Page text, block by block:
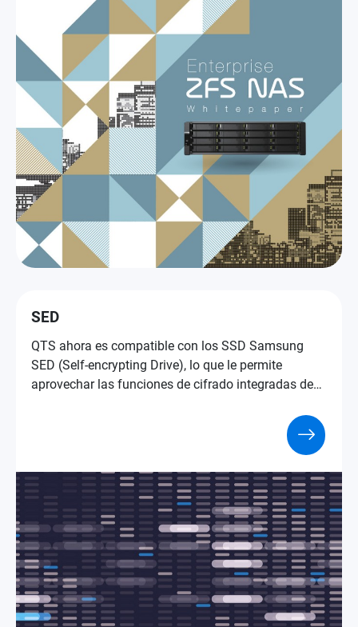
SED
QTS ahora es compatible con los SSD Samsung
SED (Self-encrypting Drive), lo que le permite
aprovechar las funciones de cifrado integradas del